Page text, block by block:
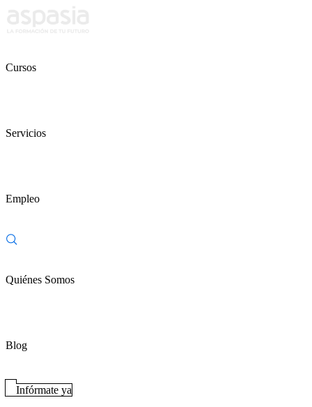
Cursos
Servicios
Empleo
Quiénes Somos
Blog
Infórmate ya